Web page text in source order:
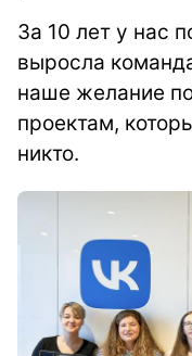
За 10 лет у нас
выросла
наше желание
проектам,
никто.